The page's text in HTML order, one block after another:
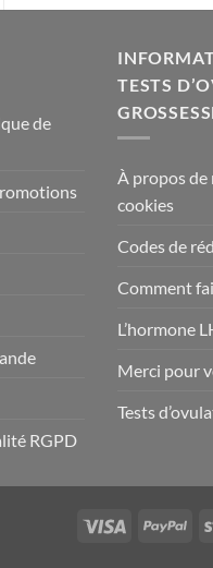
de
RGPD
TESTS
À propos
cookies
Codes de
Comment
L’hormone
Merci pour
Tests
Visa